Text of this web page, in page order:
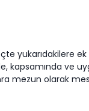
yukarıdakilere
kapsamında ve
mezun olarak